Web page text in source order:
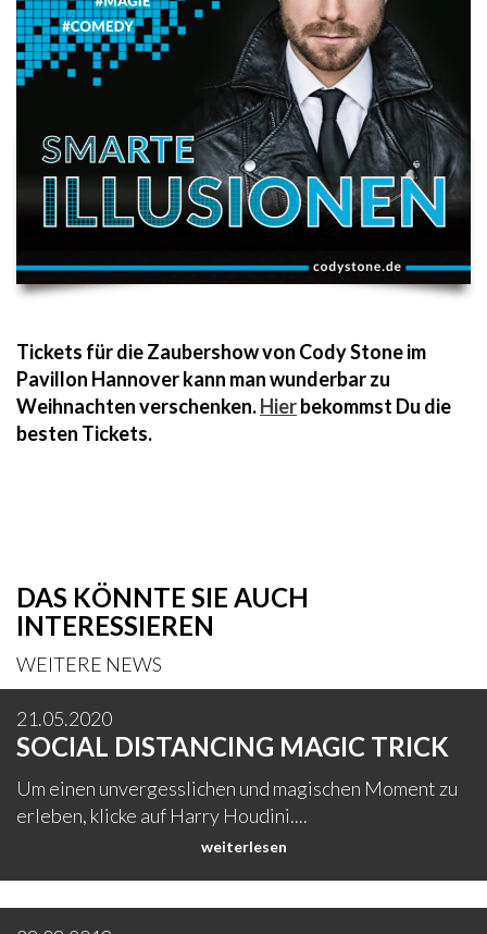
Tickets für die Zaubershow von Cody Stone im
Pavillon Hannover kann man wunderbar zu
Weihnachten verschenken.Hierbekommst Du die
besten Tickets.
DAS KÖNNTE SIE AUCH
INTERESSIEREN
WEITERE NEWS
21.05.2020
SOCIAL DISTANCING MAGIC TRICK
Um einen unvergesslichen und magischen Moment zu
erleben, klicke auf Harry Houdini....
weiterlesen